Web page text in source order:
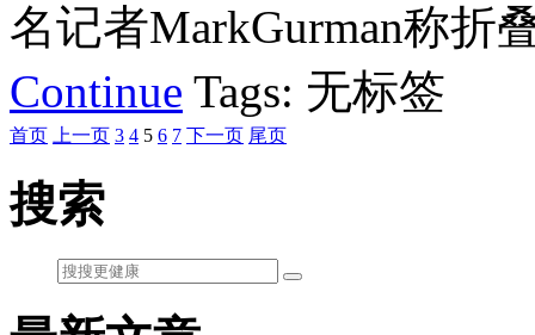
名记者MarkGurman称折
Continue Tags: 无标签
首页 上一页 3 4 5 6 7 下一页 尾页
搜索